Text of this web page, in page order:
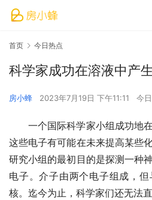
首页 今日热点
科学家成功在溶液中产
房小蜂 2023年7月19日 下午11:11 今
一个国际科学家小组成功地
这些电子有可能在未来提高某些
研究小组的最初目的是探测一种
电子。介子由两个电子组成，
核。迄今为止，科学家们还无法